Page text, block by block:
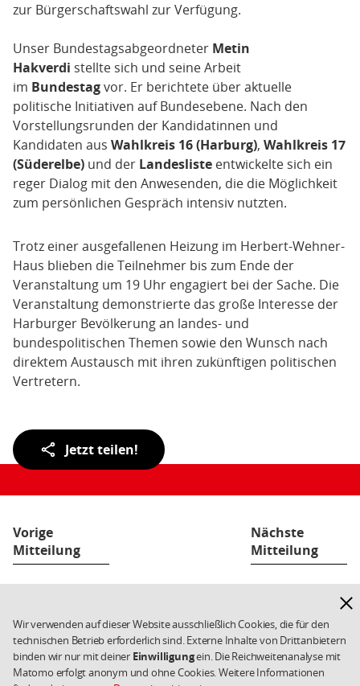
Wir verwenden auf dieser Website ausschließlich Cookies, die für den
technischen Betrieb erforderlich sind. Externe Inhalte von Drittanbietern
binden wir nur mit deiner Einwilligungein. Die Reichweitenanalyse mit
Matomo erfolgt anonym und ohne Cookies. Weitere Informationen
zur Bürgerschaftswahl zur Verfügung.
Unser Bundestagsabgeordneter Metin
Hakverdi stellte sich und seine Arbeit
im Bundestagvor. Er berichtete über aktuelle
politische Initiativen auf Bundesebene. Nach den
Vorstellungsrunden der Kandidatinnen und
Kandidaten aus Wahlkreis 16 (Harburg), Wahlkreis 17
(Süderelbe) und der Landesliste entwickelte sich ein
reger Dialog mit den Anwesenden, die die Möglichkeit
zum persönlichen Gespräch intensiv nutzten.
Trotz einer ausgefallenen Heizung im Herbert-Wehner-
Haus blieben die Teilnehmer bis zum Ende der
Veranstaltung um 19 Uhr engagiert bei der Sache. Die
Veranstaltung demonstrierte das große Interesse der
Harburger Bevölkerung an landes- und
bundespolitischen Themen sowie den Wunsch nach
direktem Austausch mit ihren zukünftigen politischen
Vertretern.
Teilen
der
Jetzt teilen!
Vorige
Mitteilung
Nächste
Mitteilung
Links/Kleingedrucktes
Impressum
Cookies
Copyright 2026 SPD